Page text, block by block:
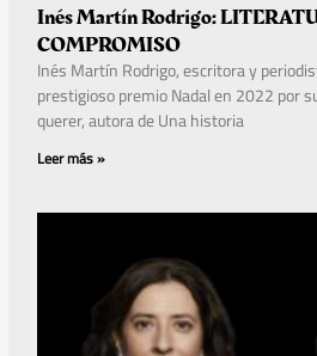
Inés Martín Rodrigo:
COMPROMISO
Inés Martín Rodrigo, escritora y
prestigioso premio Nadal en 2022 por
querer, autora de Una historia
Leer más »